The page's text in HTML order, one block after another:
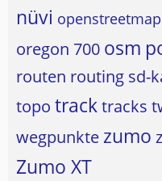
nüvi openstreetmap
oregon 700 osm
routen routing sd-
topo tracktracks
wegpunkte zumo
Zumo XT